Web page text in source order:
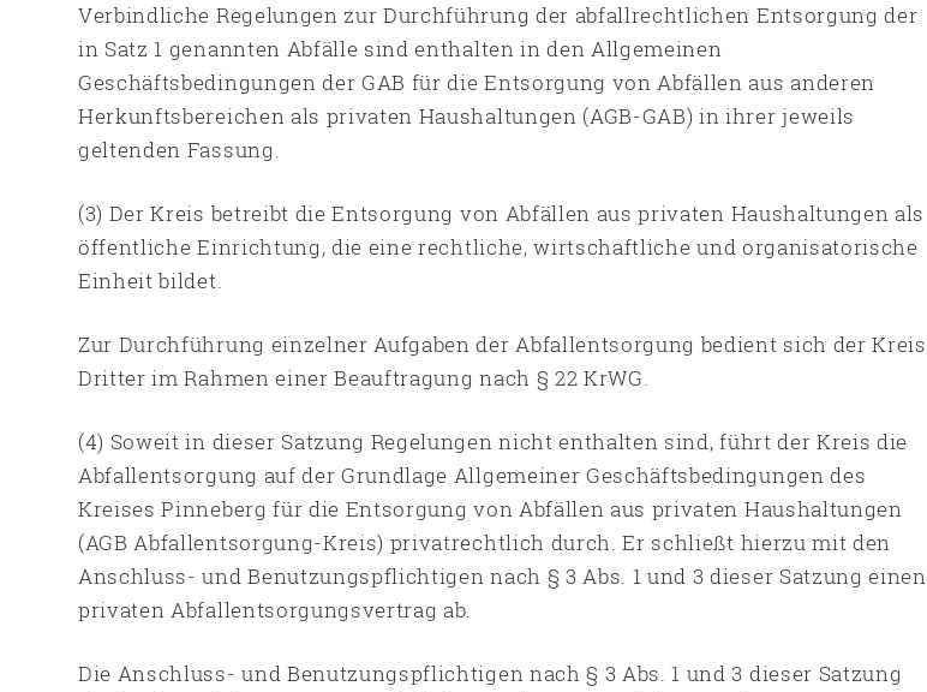
Verbindliche Regelungen zur Durchführung der abfallrechtlichen Entsorgung der
in Satz 1 genannten Abfälle sind enthalten in den Allgemeinen
Geschäftsbedingungen der GAB für die Entsorgung von Abfällen aus anderen
Herkunftsbereichen als privaten Haushaltungen (AGB-GAB) in ihrer jeweils
geltenden Fassung.
(3) Der Kreis betreibt die Entsorgung von Abfällen aus privaten Haushaltungen als
öffentliche Einrichtung, die eine rechtliche, wirtschaftliche und organisatorische
Einheit bildet.
Zur Durchführung einzelner Aufgaben der Abfallentsorgung bedient sich der Kreis
Dritter im Rahmen einer Beauftragung nach § 22 KrWG.
(4) Soweit in dieser Satzung Regelungen nicht enthalten sind, führt der Kreis die
Abfallentsorgung auf der Grundlage Allgemeiner Geschäftsbedingungen des
Kreises Pinneberg für die Entsorgung von Abfällen aus privaten Haushaltungen
(AGB Abfallentsorgung-Kreis) privatrechtlich durch. Er schließt hierzu mit den
Anschluss- und Benutzungspflichtigen nach § 3 Abs. 1 und 3 dieser Satzung einen
privaten Abfallentsorgungsvertrag ab.
Die Anschluss- und Benutzungspflichtigen nach § 3 Abs. 1 und 3 dieser Satzung